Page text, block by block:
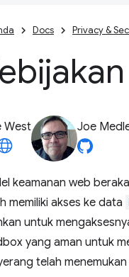
Docs Privacy &
West Joe
keamanan web
memiliki akses ke data
untuk
yang aman untuk
telah